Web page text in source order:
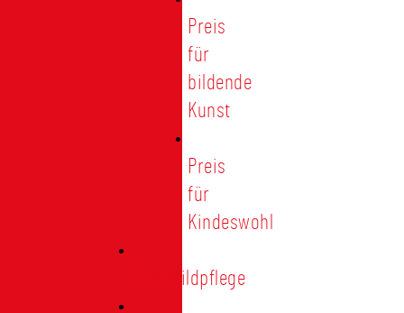
Preis
für
bildende
Kunst
Preis
für
Kindeswohl
Stadtbildpflege